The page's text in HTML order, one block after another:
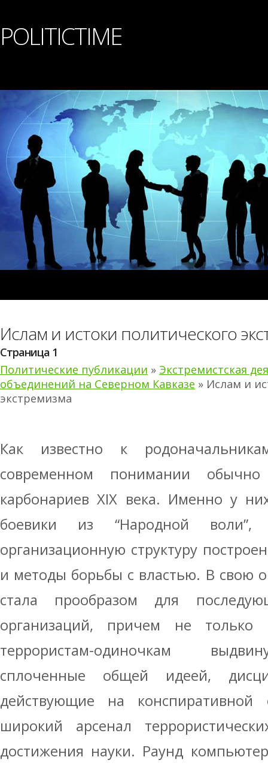
POLITICTIME
Ислам и истоки политического
Страница 1
Политические публикации » Экстремистская
объединений на Северном Кавказе » Ислам и
экстремизма
Как известно к
современном понимании обычно
карбонариев ХIХ века. Именно у
боевики из “Народной
организационную структуру
и методы борьбы с властью. В свою
стала прообразом для
организаций, причем не только
террористам-одиночкам
сплоченные общей идеей,
действующие на конспиративной
широкий арсенал
достижения науки. Раунд